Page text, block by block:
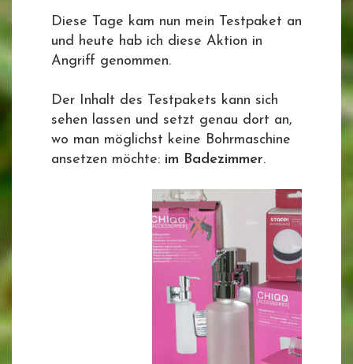
Diese Tage kam nun mein Testpaket an
und heute hab ich diese Aktion in
Angriff genommen.
Der Inhalt des Testpakets kann sich
sehen lassen und setzt genau dort an,
wo man möglichst keine Bohrmaschine
ansetzen möchte: im Badezimmer.